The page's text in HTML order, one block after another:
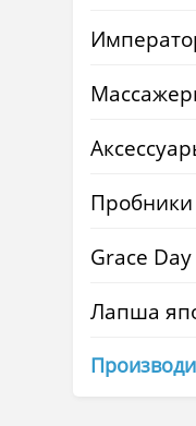
Пробники
Grace Day
Лапша